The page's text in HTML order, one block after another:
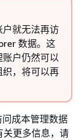
户就无法再访
数据。这
户仍然可以
，将可以再
成本管理数据
更多信息，请